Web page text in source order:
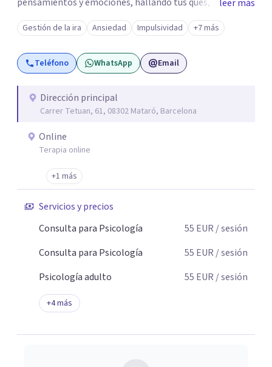
cómos, tus porqués, tus cuándos y tus dóndes a lo largo
de tu vida. Así, podrás desenredar el lío que es vivir, podrás
aceptar quien eres: un ser humano que siente, que piensa
y que hace; un ser que se contradice, que tiene dudas y que
leer más
Gestión de la ira Ansiedad Impulsividad +7 más
Teléfono WhatsApp Email
Dirección principal
Carrer Tetuan, 61, 08302 Mataró, Barcelona
Online
Terapia online
+1 más
Servicios y precios
Consulta para Psicología
55 EUR / sesión
Consulta para Psicología
55 EUR / sesión
Psicología adulto
55 EUR / sesión
+4más